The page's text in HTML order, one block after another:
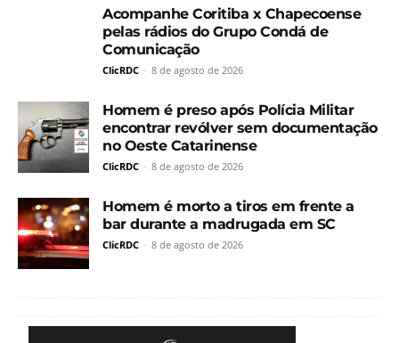
Acompanhe Coritiba x Chapecoense
pelas rádios do Grupo Condá de
Comunicação
ClicRDC - 8 de agosto de 2026
Homem é preso após Polícia Militar
encontrar revólver sem documentação
no Oeste Catarinense
ClicRDC - 8 de agosto de 2026
Homem é morto a tiros em frente a
bar durante a madrugada em SC
ClicRDC - 8 de agosto de 2026